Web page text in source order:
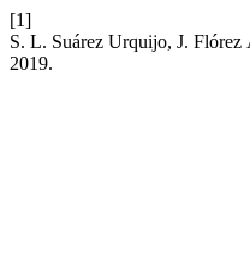
[1]
S. L. Suárez Urquijo, J. Flórez
2019.